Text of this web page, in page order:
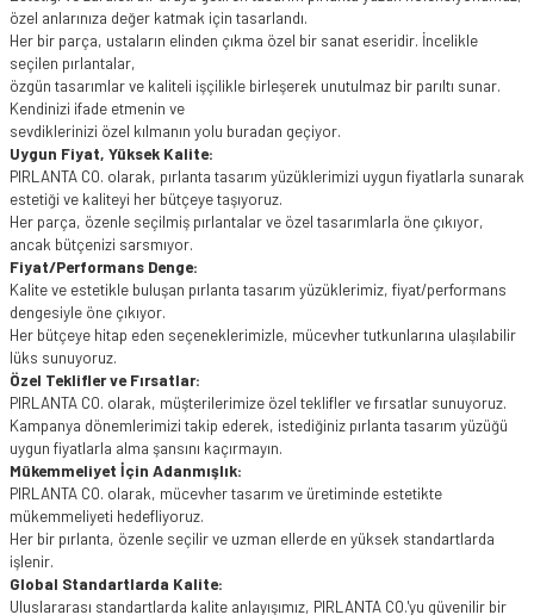
özel anlarınıza değer katmak için tasarlandı.
Her bir parça, ustaların elinden çıkma özel bir sanat eseridir. İncelikle
seçilen pırlantalar,
özgün tasarımlar ve kaliteli işçilikle birleşerek unutulmaz bir parıltı sunar.
Kendinizi ifade etmenin ve
sevdiklerinizi özel kılmanın yolu buradan geçiyor.
Uygun Fiyat, Yüksek Kalite:
PIRLANTA CO. olarak, pırlanta tasarım yüzüklerimizi uygun fiyatlarla sunarak
estetiği ve kaliteyi her bütçeye taşıyoruz.
Her parça, özenle seçilmiş pırlantalar ve özel tasarımlarla öne çıkıyor,
ancak bütçenizi sarsmıyor.
Fiyat/Performans Denge:
Kalite ve estetikle buluşan pırlanta tasarım yüzüklerimiz, fiyat/performans
dengesiyle öne çıkıyor.
Her bütçeye hitap eden seçeneklerimizle, mücevher tutkunlarına ulaşılabilir
lüks sunuyoruz.
Özel Teklifler ve Fırsatlar:
PIRLANTA CO. olarak, müşterilerimize özel teklifler ve fırsatlar sunuyoruz.
Kampanya dönemlerimizi takip ederek, istediğiniz pırlanta tasarım yüzüğü
uygun fiyatlarla alma şansını kaçırmayın.
Mükemmeliyet İçin Adanmışlık:
PIRLANTA CO. olarak, mücevher tasarım ve üretiminde estetikte
mükemmeliyeti hedefliyoruz.
Her bir pırlanta, özenle seçilir ve uzman ellerde en yüksek standartlarda
işlenir.
Global Standartlarda Kalite:
Uluslararası standartlarda kalite anlayışımız, PIRLANTA CO.'yu güvenilir bir